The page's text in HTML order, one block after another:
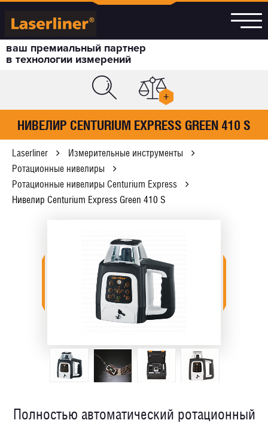
ваш премиальный партнер
в технологии измерений
+
НИВЕЛИР CENTURIUM EXPRESS GREEN 410 S
Laserliner
Измерительные инструменты
Ротационные нивелиры
Ротационные нивелиры Centurium Express
Нивелир Centurium Express Green 410 S
Полностью автоматический ротационный